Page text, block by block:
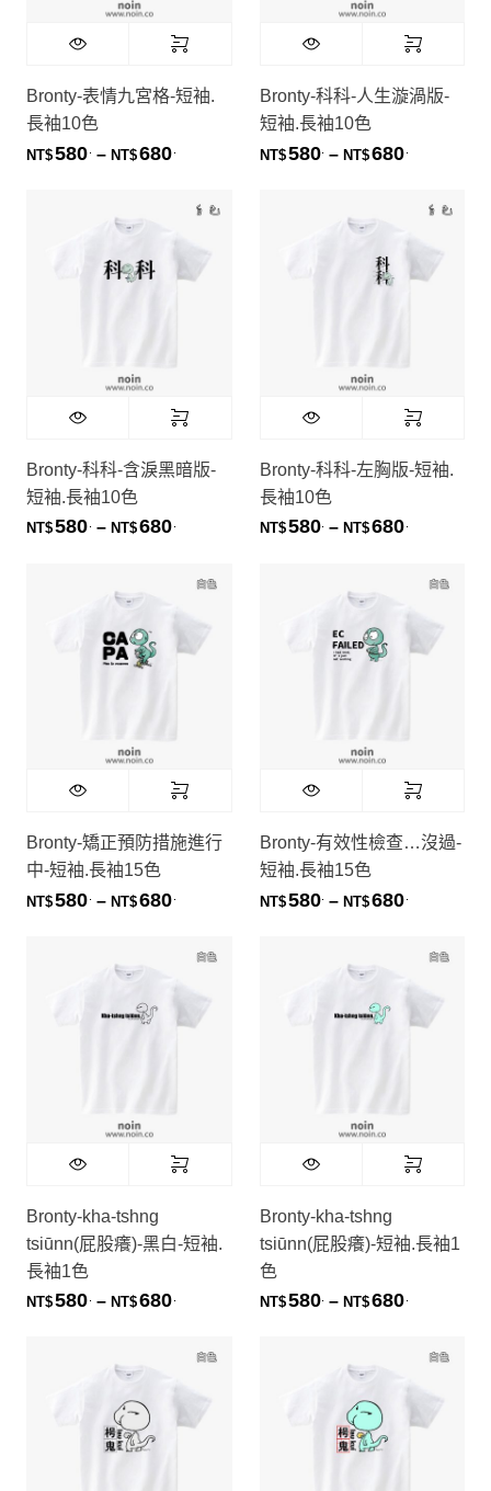
Bronty-表情九宮格-短袖.
長袖10色
NT$580 – NT$680價格範圍：NT$580. 到 NT$680.
Bronty-科科-人生漩渦版-
短袖.長袖10色
NT$580 – NT$680
Bronty-科科-含淚黑暗版-
短袖.長袖10色
NT$580 – NT$680價格範圍：NT$580. 到 NT$680.
Bronty-科科-左胸版-短袖.
長袖10色
NT$580 – NT$680
Bronty-矯正預防措施進行
中-短袖.長袖15色
NT$580 – NT$680價格範圍：NT$580. 到 NT$680.
Bronty-有效性檢查…沒過-
短袖.長袖15色
NT$580 – NT$680
Bronty-kha-tshng
tsiūnn(屁股癢)-黑白-短袖.
長袖1色
NT$580 – NT$680價格範圍：NT$580. 到 NT$680.
Bronty-kha-tshng
tsiūnn(屁股癢)-短袖.長袖1
色
NT$580 – NT$680